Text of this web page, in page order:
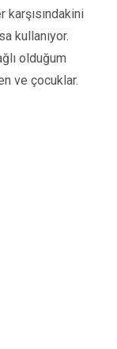
karşısındakini
kullanıyor.
olduğum
ve çocuklar.